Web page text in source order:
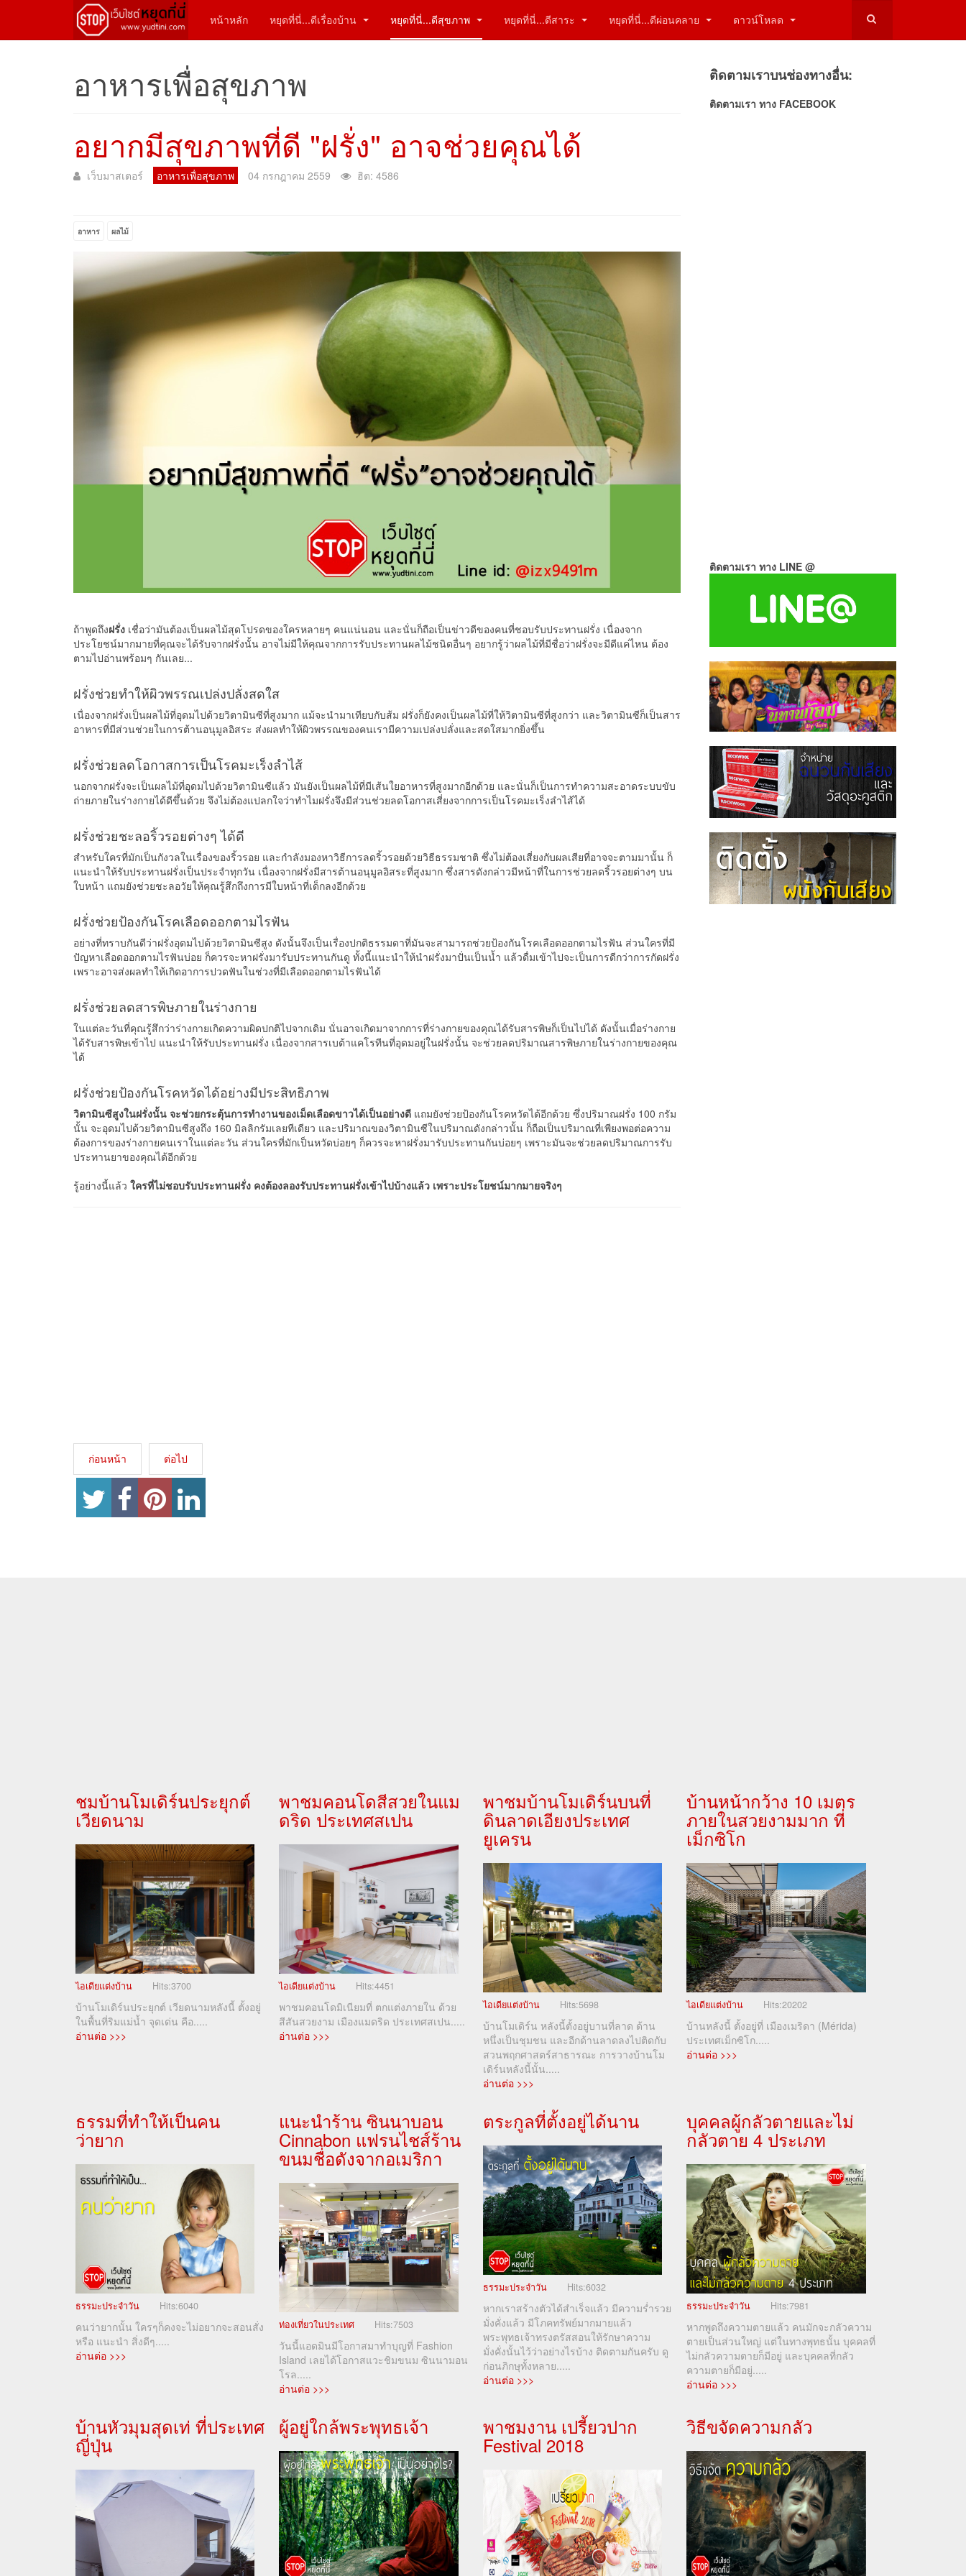
หน้าหลัก หยุดที่นี่...ดีเรื่องบ้าน หยุดที่นี่...ดีสุขภาพ หยุดที่นี่...ดีสาระ หยุดที่นี่...ดีผ่อนคลาย ดาวน์โหลด
อาหารเพื่อสุขภาพ
อยากมีสุขภาพที่ดี "ฝรั่ง" อาจช่วยคุณได้
เว็บมาสเตอร์ อาหารเพื่อสุขภาพ 04 กรกฎาคม 2559 ฮิต: 4586
อาหาร ผลไม้
ถ้าพูดถึงฝรั่ง เชื่อว่ามันต้องเป็นผลไม้สุดโปรดของใครหลายๆ คนแน่นอน และนั่นก็ถือเป็นข่าวดีของคนที่ชอบรับประทานฝรั่ง เนื่องจาก
ประโยชน์มากมายที่คุณจะได้รับจากฝรั่งนั้น อาจไม่มีให้คุณจากการรับประทานผลไม้ชนิดอื่นๆ อยากรู้ว่าผลไม้ที่มีชื่อว่าฝรั่งจะมีดีแค่ไหน ต้อง
ตามไปอ่านพร้อมๆ กันเลย...
ฝรั่งช่วยทำให้ผิวพรรณเปล่งปลั่งสดใส
เนื่องจากฝรั่งเป็นผลไม้ที่อุดมไปด้วยวิตามินซีที่สูงมาก แม้จะนำมาเทียบกับส้ม ฝรั่งก็ยังคงเป็นผลไม้ที่ให้วิตามินซีที่สูงกว่า และวิตามินซีก็เป็นสาร
อาหารที่มีส่วนช่วยในการต้านอนุมูลอิสระ ส่งผลทำให้ผิวพรรณของคนเรามีความเปล่งปลั่งและสดใสมากยิ่งขึ้น
ฝรั่งช่วยลดโอกาสการเป็นโรคมะเร็งลำไส้
นอกจากฝรั่งจะเป็นผลไม้ที่อุดมไปด้วยวิตามินซีแล้ว มันยังเป็นผลไม้ที่มีเส้นใยอาหารที่สูงมากอีกด้วย และนั่นก็เป็นการทำความสะอาดระบบขับ
ถ่ายภายในร่างกายได้ดีขึ้นด้วย จึงไม่ต้องแปลกใจว่าทำไมฝรั่งจึงมีส่วนช่วยลดโอกาสเสี่ยงจากการเป็นโรคมะเร็งลำไส้ได้
ฝรั่งช่วยชะลอริ้วรอยต่างๆ ได้ดี
สำหรับใครที่มักเป็นกังวลในเรื่องของริ้วรอย และกำลังมองหาวิธีการลดริ้วรอยด้วยวิธีธรรมชาติ ซึ่งไม่ต้องเสี่ยงกับผลเสียที่อาจจะตามมานั้น ก็
แนะนำให้รับประทานฝรั่งเป็นประจำทุกวัน เนื่องจากฝรั่งมีสารต้านอนุมูลอิสระที่สูงมาก ซึ่งสารดังกล่าวมีหน้าที่ในการช่วยลดริ้วรอยต่างๆ บน
ใบหน้า แถมยังช่วยชะลอวัยให้คุณรู้สึกถึงการมีใบหน้าที่เด็กลงอีกด้วย
ฝรั่งช่วยป้องกันโรคเลือดออกตามไรฟัน
อย่างที่ทราบกันดีว่าฝรั่งอุดมไปด้วยวิตามินซีสูง ดังนั้นจึงเป็นเรื่องปกติธรรมดาที่มันจะสามารถช่วยป้องกันโรคเลือดออกตามไรฟัน ส่วนใครที่มี
ปัญหาเลือดออกตามไรฟันบ่อย ก็ควรจะหาฝรั่งมารับประทานกันดู ทั้งนี้แนะนำให้นำฝรั่งมาปั่นเป็นน้ำ แล้วดื่มเข้าไปจะเป็นการดีกว่าการกัดฝรั่ง
เพราะอาจส่งผลทำให้เกิดอาการปวดฟันในช่วงที่มีเลือดออกตามไรฟันได้
ฝรั่งช่วยลดสารพิษภายในร่างกาย
ในแต่ละวันที่คุณรู้สึกว่าร่างกายเกิดความผิดปกติไปจากเดิม นั่นอาจเกิดมาจากการที่ร่างกายของคุณได้รับสารพิษก็เป็นไปได้ ดังนั้นเมื่อร่างกาย
ได้รับสารพิษเข้าไป แนะนำให้รับประทานฝรั่ง เนื่องจากสารเบต้าแคโรทีนที่อุดมอยู่ในฝรั่งนั้น จะช่วยลดปริมาณสารพิษภายในร่างกายของคุณ
ได้
ฝรั่งช่วยป้องกันโรคหวัดได้อย่างมีประสิทธิภาพ
วิตามินซีสูงในฝรั่งนั้น จะช่วยกระตุ้นการทำงานของเม็ดเลือดขาวได้เป็นอย่างดี แถมยังช่วยป้องกันโรคหวัดได้อีกด้วย ซึ่งปริมาณฝรั่ง 100 กรัม
นั้น จะอุดมไปด้วยวิตามินซีสูงถึง 160 มิลลิกรัมเลยทีเดียว และปริมาณของวิตามินซีในปริมาณดังกล่าวนั้น ก็ถือเป็นปริมาณที่เพียงพอต่อความ
ต้องการของร่างกายคนเราในแต่ละวัน ส่วนใครที่มักเป็นหวัดบ่อยๆ ก็ควรจะหาฝรั่งมารับประทานกันบ่อยๆ เพราะมันจะช่วยลดปริมาณการรับ
ประทานยาของคุณได้อีกด้วย
รู้อย่างนี้แล้ว ใครที่ไม่ชอบรับประทานฝรั่ง คงต้องลองรับประทานฝรั่งเข้าไปบ้างแล้ว เพราะประโยชน์มากมายจริงๆ
ก่อนหน้า ต่อไป
ติดตามเราบนช่องทางอื่น:
ติดตามเรา ทาง FACEBOOK
ติดตามเรา ทาง LINE @
ชมบ้านโมเดิร์นประยุกต์
เวียดนาม
ไอเดียแต่งบ้าน Hits:3700
บ้านโมเดิร์นประยุกต์ เวียดนามหลังนี้ ตั้งอยู่
ในพื้นที่ริมแม่น้ำ จุดเด่น คือ.....
อ่านต่อ >>>
พาชมคอนโดสีสวยในแม
ดริด ประเทศสเปน
ไอเดียแต่งบ้าน Hits:4451
พาชมคอนโดมิเนียมที่ ตกแต่งภายใน ด้วย
สีสันสวยงาม เมืองแมดริด ประเทศสเปน.....
อ่านต่อ >>>
พาชมบ้านโมเดิร์นบนที่
ดินลาดเอียงประเทศ
ยูเครน
ไอเดียแต่งบ้าน Hits:5698
บ้านโมเดิร์น หลังนี้ตั้งอยู่บานที่ลาด ด้าน
หนึ่งเป็นชุมชน และอีกด้านลาดลงไปติดกับ
สวนพฤกศาสตร์สาธารณะ การวางบ้านโม
เดิร์นหลังนี้นั้น.....
อ่านต่อ >>>
บ้านหน้ากว้าง 10 เมตร
ภายในสวยงามมาก ที่
เม็กซิโก
ไอเดียแต่งบ้าน Hits:20202
บ้านหลังนี้ ตั้งอยู่ที่ เมืองเมริดา (Mérida)
ประเทศเม็กซิโก.....
อ่านต่อ >>>
ธรรมที่ทำให้เป็นคน
ว่ายาก
ธรรมะประจำวัน Hits:6040
คนว่ายากนั้น ใครๆก็คงจะไม่อยากจะสอนสั่ง
หรือ แนะนำ สิ่งดีๆ.....
อ่านต่อ >>>
แนะนำร้าน ซินนาบอน
Cinnabon แฟรนไชส์ร้าน
ขนมชื่อดังจากอเมริกา
ท่องเที่ยวในประเทศ Hits:7503
วันนี้แอดมินมีโอกาสมาทำบุญที่ Fashion
Island เลยได้โอกาสแวะชิมขนม ซินนามอน
โรล.....
อ่านต่อ >>>
ตระกูลที่ตั้งอยู่ได้นาน
ธรรมะประจำวัน Hits:6032
หากเราสร้างตัวได้สำเร็จแล้ว มีความร่ำรวย
มั่งคั่งแล้ว มีโภคทรัพย์มากมายแล้ว
พระพุทธเจ้าทรงตรัสสอนให้รักษาความ
มั่งคั่งนั้นไว้ว่าอย่างไรบ้าง ติดตามกันครับ ดู
ก่อนภิกษุทั้งหลาย.....
อ่านต่อ >>>
บุคคลผู้กลัวตายและไม่
กลัวตาย 4 ประเภท
ธรรมะประจำวัน Hits:7981
หากพูดถึงความตายแล้ว คนมักจะกลัวความ
ตายเป็นส่วนใหญ่ แต่ในทางพุทธนั้น บุคคลที่
ไม่กลัวความตายก็มีอยู่ และบุคคลที่กลัว
ความตายก็มีอยู่.....
อ่านต่อ >>>
บ้านหัวมุมสุดเท่ ที่ประเทศ
ญี่ปุ่น
ผู้อยู่ใกล้พระพุทธเจ้า พาชมงาน เปรี้ยวปาก
Festival 2018
วิธีขจัดความกลัว